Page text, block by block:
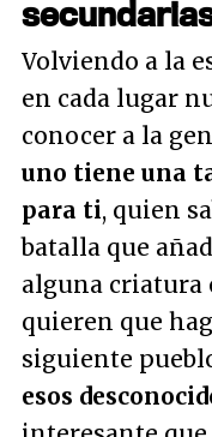
Volviendo a la
en cada lugar
conocer a la
uno tiene una
para ti, quien
batalla que
alguna criatura
quieren que
siguiente
esos